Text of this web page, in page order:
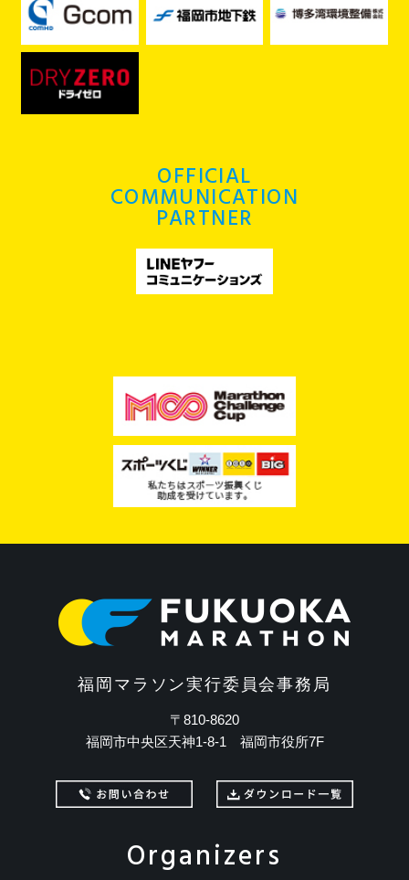
OFFICIAL
COMMUNICATION
PARTNER
福岡マラソン実行委員会事務局
〒810-8620
福岡市中央区天神1-8-1 福岡市役所7F
Organizers